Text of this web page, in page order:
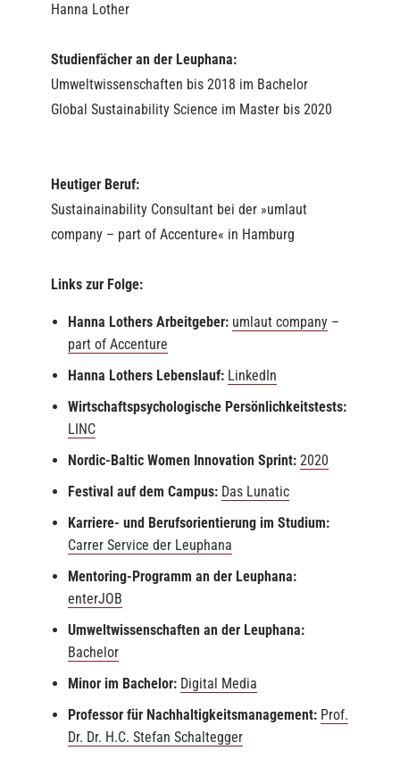
Hanna Lother
Studienfächer an der Leuphana:
Umweltwissenschaften bis 2018 im Bachelor
Global Sustainability Science im Master bis 2020
Heutiger Beruf:
Sustainainability Consultant bei der »umlaut
company – part of Accenture« in Hamburg
Links zur Folge:
Hanna Lothers Arbeitgeber: umlaut company –
part of Accenture
Hanna Lothers Lebenslauf: LinkedIn
Wirtschaftspsychologische Persönlichkeitstests:
LINC
Nordic-Baltic Women Innovation Sprint: 2020
Festival auf dem Campus: Das Lunatic
Karriere- und Berufsorientierung im Studium:
Carrer Service der Leuphana
Mentoring-Programm an der Leuphana:
enterJOB
Umweltwissenschaften an der Leuphana:
Bachelor
Minor im Bachelor: Digital Media
Professor für Nachhaltigkeitsmanagement: Prof.
Dr. Dr. H.C. Stefan Schaltegger